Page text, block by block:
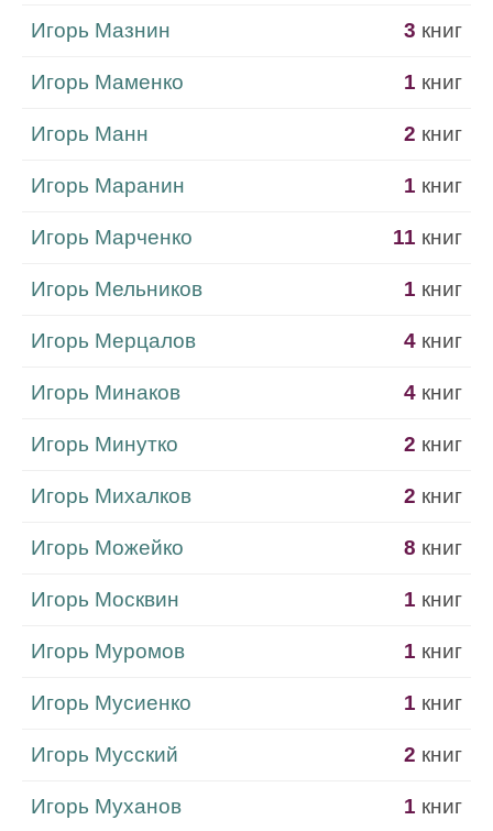
Игорь Мазнин 3 книг
Игорь Маменко 1 книг
Игорь Манн 2 книг
Игорь Маранин 1 книг
Игорь Марченко 11 книг
Игорь Мельников 1 книг
Игорь Мерцалов 4 книг
Игорь Минаков 4 книг
Игорь Минутко 2 книг
Игорь Михалков 2 книг
Игорь Можейко 8 книг
Игорь Москвин 1 книг
Игорь Муромов 1 книг
Игорь Мусиенко 1 книг
Игорь Мусский 2 книг
Игорь Муханов 1 книг